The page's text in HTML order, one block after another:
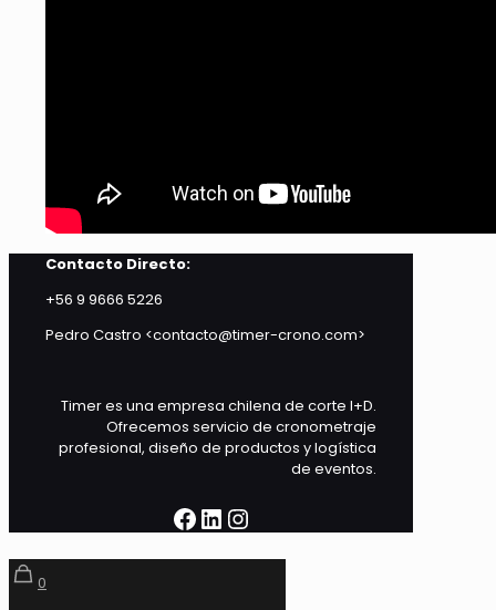
Contacto Directo:
+56 9 9666 5226
Pedro Castro <contacto@timer-crono.com>
Timer es una empresa chilena de corte I+D.
Ofrecemos servicio de cronometraje
profesional, diseño de productos y logística
de eventos.
Facebook
LinkedIn
Instagram
0